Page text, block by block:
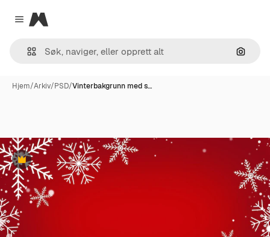
Close menu
Magnific
Søk
Hjem/Arkiv/PSD/Vinterbakgrunn med s…
Premium